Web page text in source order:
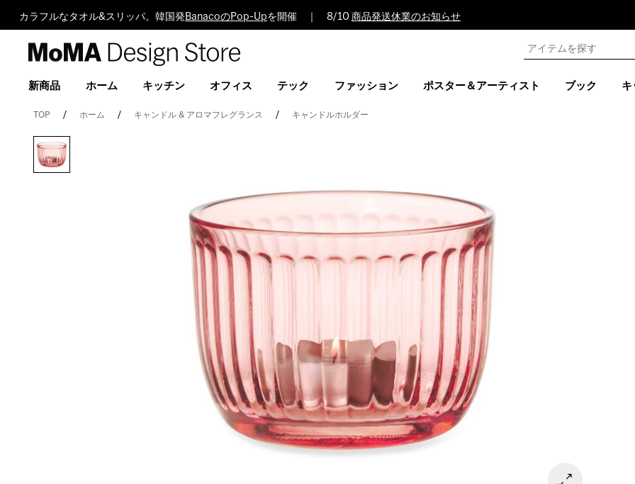
カラフルなタオル&スリッパ。韓国発 BanacoのPop-Upを開催 ｜ 8/10 商品発送休業のお知らせ
Design
新商品 ホーム キッチン オフィス テック ファッション ポスター＆アーティスト ブック キ
TOP ホーム キャンドル & アロマフレグランス キャンドルホルダー